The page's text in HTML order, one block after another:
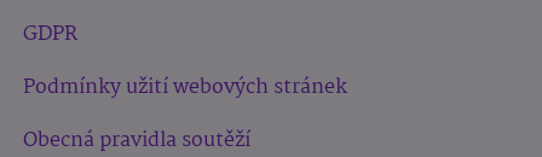
GDPR
Podmínky užití webových stránek
Obecná pravidla soutěží